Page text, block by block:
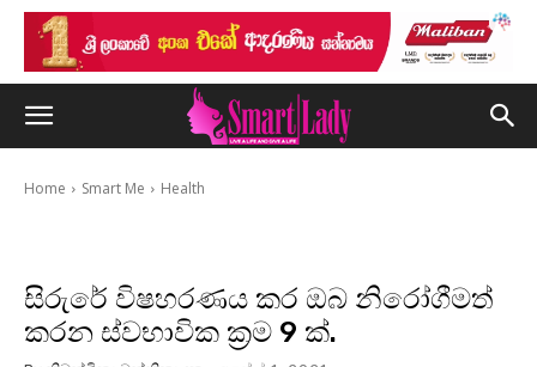
Home Smart Me Health
සිරුරේ විෂහරණය කර ඔබ නිරෝගීමත්
කරන ස්වභාවික ක්‍රම 9 ක්.